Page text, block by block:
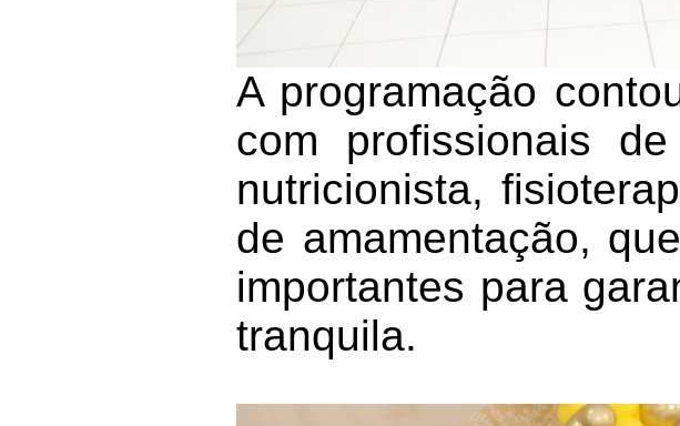
A programação
com profissionais
nutricionista,
de amamentação,
importantes para
tranquila.